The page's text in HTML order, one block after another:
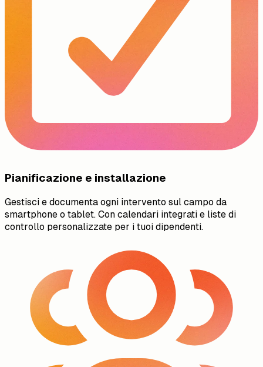
Pianificazione e installazione
Gestisci e documenta ogni intervento sul campo da
smartphone o tablet. Con calendari integrati e liste di
controllo personalizzate per i tuoi dipendenti.